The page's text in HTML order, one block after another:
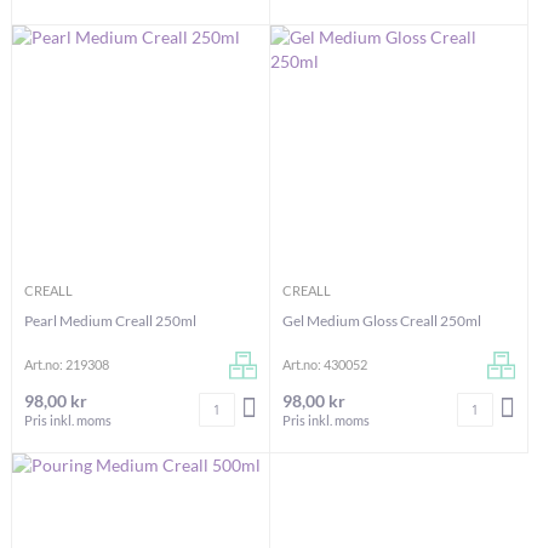
CREALL
Pearl Medium Creall 250ml
Art.no: 219308
98,00 kr
Pris inkl. moms
Antal LÄGG I VARUKORGEN
CREALL
Gel Medium Gloss Creall 250ml
Art.no: 430052
98,00 kr
Pris inkl. moms
Antal